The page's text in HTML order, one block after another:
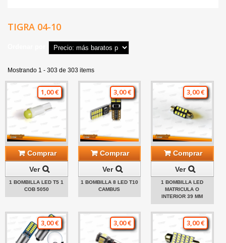
TIGRA 04-10
Mostrando 1 - 303 de 303 items
1,00 €
Comprar
Ver
1 BOMBILLA LED T5 1
COB 5050
3,00 €
Comprar
Ver
1 BOMBILLA 8 LED T10
CAMBUS
3,00 €
Comprar
Ver
1 BOMBILLA LED
MATRICULA O
INTERIOR 39 MM
3,00 € 3,00 € 3,00 €